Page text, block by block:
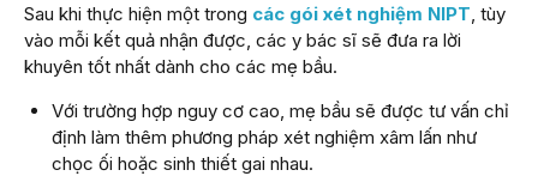
Sau khi thực hiện một trong các gói xét nghiệm NIPT, tùy
vào mỗi kết quả nhận được, các y bác sĩ sẽ đưa ra lời
khuyên tốt nhất dành cho các mẹ bầu.
Với trường hợp nguy cơ cao, mẹ bầu sẽ được tư vấn chỉ
định làm thêm phương pháp xét nghiệm xâm lấn như
chọc ối hoặc sinh thiết gai nhau.